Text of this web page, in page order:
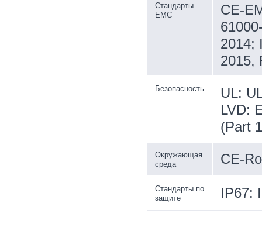
Стандарты
EMC
CE-
2014;
2015,
Безопасность
UL:
LVD:
(Part
Окружающая
среда
CE-
Стандарты по
защите
IP67: